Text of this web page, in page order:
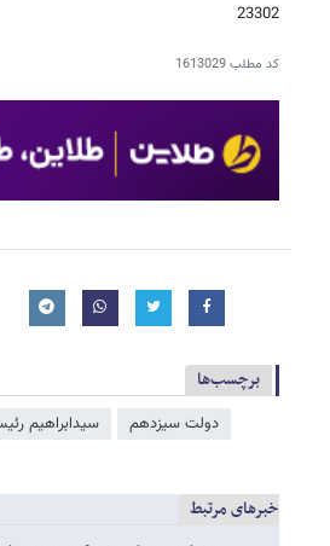
23302
کد مطلب1613029
برچسب‌ها
دولت سیزدهم سیدابراهیم
خبرهای مرتبط